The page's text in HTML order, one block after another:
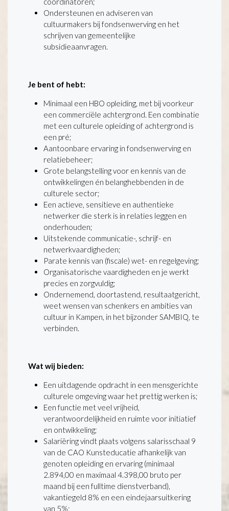
Ondersteunen en adviseren van
cultuurmakers bij fondsenwerving en het
schrijven van gemeentelijke
subsidieaanvragen.
Je bent of hebt:
Minimaal een HBO opleiding, met bij voorkeur
een commerciële achtergrond. Een combinatie
met een culturele opleiding of achtergrond is
een pré;
Aantoonbare ervaring in fondsenwerving en
relatiebeheer;
Grote belangstelling voor en kennis van de
ontwikkelingen én belanghebbenden in de
culturele sector;
Een actieve, sensitieve en authentieke
netwerker die sterk is in relaties leggen en
onderhouden;
Uitstekende communicatie-, schrijf- en
netwerkvaardigheden;
Parate kennis van (fiscale) wet- en regelgeving;
Organisatorische vaardigheden en je werkt
precies en zorgvuldig;
Ondernemend, doortastend, resultaatgericht,
weet wensen van schenkers en ambities van
cultuur in Kampen, in het bijzonder SAMBIQ, te
verbinden.
Wat wij bieden:
Een uitdagende opdracht in een mensgerichte
culturele omgeving waar het prettig werken is;
Een functie met veel vrijheid,
verantwoordelijkheid en ruimte voor initiatief
en ontwikkeling;
Salariëring vindt plaats volgens salarisschaal 9
van de CAO Kunsteducatie afhankelijk van
genoten opleiding en ervaring (minimaal
2.894,00 en maximaal 4.398,00 bruto per
maand bij een fulltime dienstverband),
vakantiegeld 8% en een eindejaarsuitkering
van 5%;